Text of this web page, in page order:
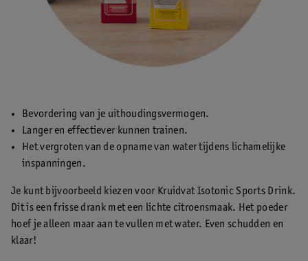
Bevordering van je uithoudingsvermogen.
Langer en effectiever kunnen trainen.
Het vergroten van de opname van water tijdens lichamelijke
inspanningen.
Je kunt bijvoorbeeld kiezen voor Kruidvat Isotonic Sports Drink.
Dit is een frisse drank met een lichte citroensmaak. Het poeder
hoef je alleen maar aan te vullen met water. Even schudden en
klaar!